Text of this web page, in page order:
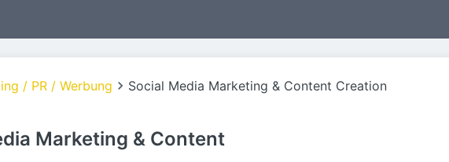
/ PR / Werbung Social Media Marketing & Content Creation
Marketing & Content